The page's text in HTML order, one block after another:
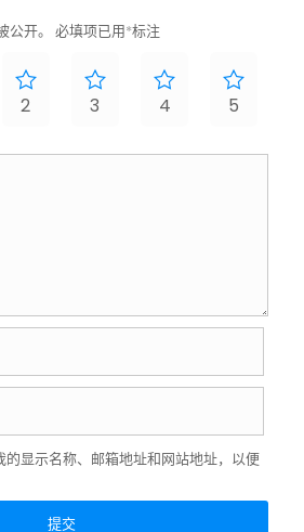
开。 必填项已用*标注
2 3 4 5
的显示名称、邮箱地址和网站地址，以便